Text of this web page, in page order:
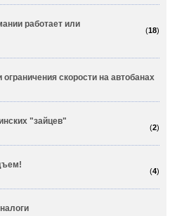
(18)
работает или
скорости на автобанах
(2)
"зайцев"
(4)